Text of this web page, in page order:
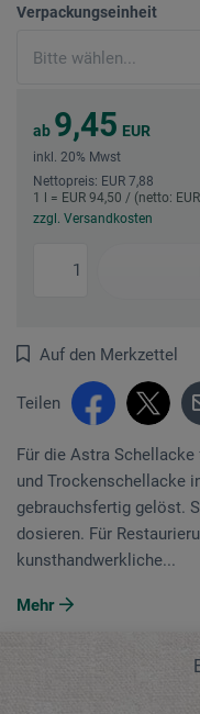
Verpackungseinheit
ab 9,45 EUR
inkl. 20% Mwst
Nettopreis: EUR 7,88
1 l = EUR 94,50 / (netto:
zzgl. Versandkosten
Auf den Merkzettel
Teilen
Für die Astra
und Trockenschellacke
gebrauchsfertig gelöst.
dosieren. Für
kunsthandwerkliche...
Mehr